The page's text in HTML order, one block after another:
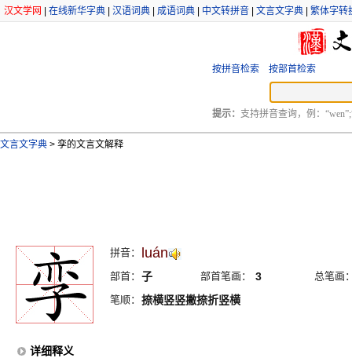
汉文学网 在线新华字典 汉语词典 成语词典 中文转拼音 文言文字典 繁体字转
按拼音检索 按部首检索
提示： 支持拼音查询，例：
文言文字典 > 孪的文言文解释
拼音： luán
部首： 子 部首笔画： 3
总笔画
笔顺： 捺横竖竖撇捺折竖横
详细释义